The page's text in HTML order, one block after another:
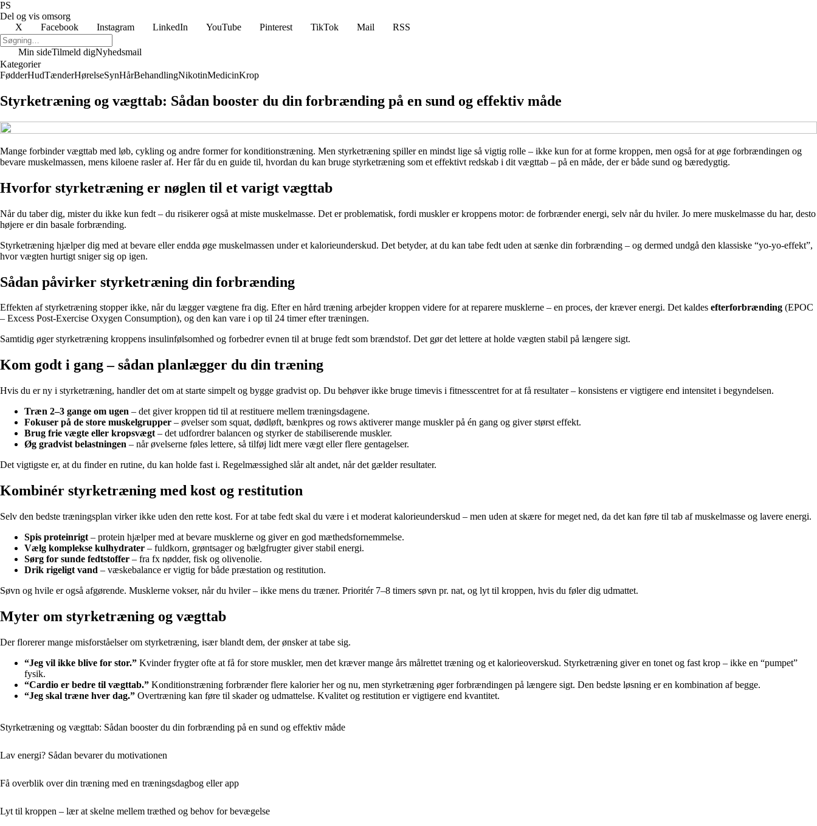
PS
Del og vis omsorg
X
Facebook Instagram LinkedIn YouTube Pinterest TikTok Mail RSS
Min sideTilmeld digNyhedsmail
Kategorier
FødderHudTænderHørelseSynHårBehandlingNikotinMedicinKrop
Styrketræning og vægttab: Sådan booster du din forbrænding på en sund og effektiv måde
Mange forbinder vægttab med løb, cykling og andre former for konditionstræning. Men styrketræning spiller en mindst lige så vigtig rolle – ikke kun for at forme kroppen, men også for at øge forbrændingen og
bevare muskelmassen, mens kiloene rasler af. Her får du en guide til, hvordan du kan bruge styrketræning som et effektivt redskab i dit vægttab – på en måde, der er både sund og bæredygtig.
Hvorfor styrketræning er nøglen til et varigt vægttab
Når du taber dig, mister du ikke kun fedt – du risikerer også at miste muskelmasse. Det er problematisk, fordi muskler er kroppens motor: de forbrænder energi, selv når du hviler. Jo mere muskelmasse du har, desto
højere er din basale forbrænding.
Styrketræning hjælper dig med at bevare eller endda øge muskelmassen under et kalorieunderskud. Det betyder, at du kan tabe fedt uden at sænke din forbrænding – og dermed undgå den klassiske “yo-yo-effekt”,
hvor vægten hurtigt sniger sig op igen.
Sådan påvirker styrketræning din forbrænding
Effekten af styrketræning stopper ikke, når du lægger vægtene fra dig. Efter en hård træning arbejder kroppen videre for at reparere musklerne – en proces, der kræver energi. Det kaldes efterforbrænding (EPOC
– Excess Post-Exercise Oxygen Consumption), og den kan vare i op til 24 timer efter træningen.
Samtidig øger styrketræning kroppens insulinfølsomhed og forbedrer evnen til at bruge fedt som brændstof. Det gør det lettere at holde vægten stabil på længere sigt.
Kom godt i gang – sådan planlægger du din træning
Hvis du er ny i styrketræning, handler det om at starte simpelt og bygge gradvist op. Du behøver ikke bruge timevis i fitnesscentret for at få resultater – konsistens er vigtigere end intensitet i begyndelsen.
Træn 2–3 gange om ugen – det giver kroppen tid til at restituere mellem træningsdagene.
Fokuser på de store muskelgrupper – øvelser som squat, dødløft, bænkpres og rows aktiverer mange muskler på én gang og giver størst effekt.
Brug frie vægte eller kropsvægt – det udfordrer balancen og styrker de stabiliserende muskler.
Øg gradvist belastningen – når øvelserne føles lettere, så tilføj lidt mere vægt eller flere gentagelser.
Det vigtigste er, at du finder en rutine, du kan holde fast i. Regelmæssighed slår alt andet, når det gælder resultater.
Kombinér styrketræning med kost og restitution
Selv den bedste træningsplan virker ikke uden den rette kost. For at tabe fedt skal du være i et moderat kalorieunderskud – men uden at skære for meget ned, da det kan føre til tab af muskelmasse og lavere energi.
Spis proteinrigt – protein hjælper med at bevare musklerne og giver en god mæthedsfornemmelse.
Vælg komplekse kulhydrater – fuldkorn, grøntsager og bælgfrugter giver stabil energi.
Sørg for sunde fedtstoffer – fra fx nødder, fisk og olivenolie.
Drik rigeligt vand – væskebalance er vigtig for både præstation og restitution.
Søvn og hvile er også afgørende. Musklerne vokser, når du hviler – ikke mens du træner. Prioritér 7–8 timers søvn pr. nat, og lyt til kroppen, hvis du føler dig udmattet.
Myter om styrketræning og vægttab
Der florerer mange misforståelser om styrketræning, især blandt dem, der ønsker at tabe sig.
“Jeg vil ikke blive for stor.” Kvinder frygter ofte at få for store muskler, men det kræver mange års målrettet træning og et kalorieoverskud. Styrketræning giver en tonet og fast krop – ikke en “pumpet”
fysik.
“Cardio er bedre til vægttab.” Konditionstræning forbrænder flere kalorier her og nu, men styrketræning øger forbrændingen på længere sigt. Den bedste løsning er en kombination af begge.
“Jeg skal træne hver dag.” Overtræning kan føre til skader og udmattelse. Kvalitet og restitution er vigtigere end kvantitet.
Styrketræning og vægttab: Sådan booster du din forbrænding på en sund og effektiv måde
Lav energi? Sådan bevarer du motivationen
Få overblik over din træning med en træningsdagbog eller app
Lyt til kroppen – lær at skelne mellem træthed og behov for bevægelse